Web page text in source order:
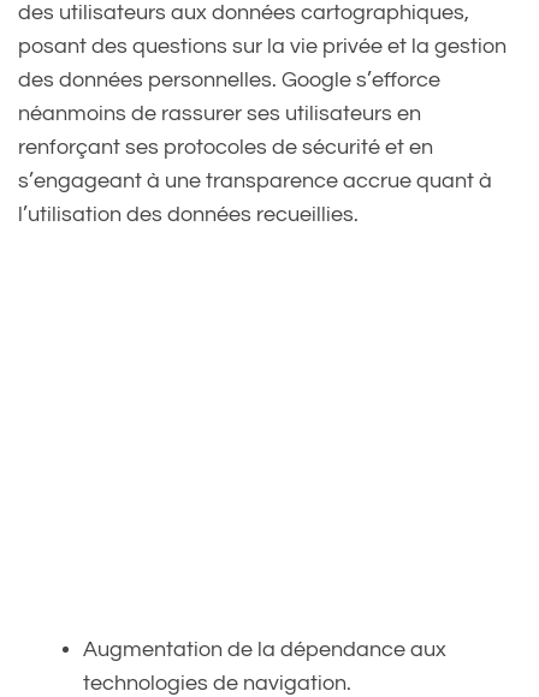
(@ChanPerco)
November 3,
2024
des utilisateurs aux données cartographiques,
posant des questions sur la vie privée et la gestion
des données personnelles. Google s’efforce
néanmoins de rassurer ses utilisateurs en
renforçant ses protocoles de sécurité et en
s’engageant à une transparence accrue quant à
l’utilisation des données recueillies.
Augmentation de la dépendance aux
technologies de navigation.